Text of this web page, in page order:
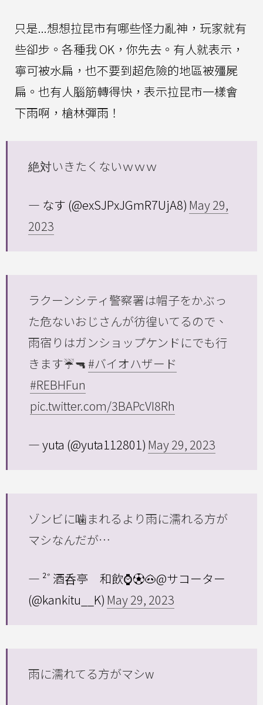
只是...想想拉昆市有哪些怪力亂神，玩家就有
些卻步。各種我 OK，你先去。有人就表示，
寧可被水扁，也不要到超危險的地區被殭屍
扁。也有人腦筋轉得快，表示拉昆市一樣會
下雨啊，槍林彈雨！
絶対いきたくないｗｗｗ
— なす (@exSJPxJGmR7UjA8) May 29,
2023
ラクーンシティ警察署は帽子をかぶっ
た危ないおじさんが彷徨いてるので、
雨宿りはガンショップケンドにでも行
きます☔🔫#バイオハザード
#REBHFun
pic.twitter.com/3BAPcVI8Rh
— yuta (@yuta112801) May 29, 2023
ゾンビに噛まれるより雨に濡れる方が
マシなんだが…
— ²ﾞ酒呑亭 和飲⌚️⚽️🐽@サコーター
(@kankitu__K) May 29, 2023
雨に濡れてる方がマシw